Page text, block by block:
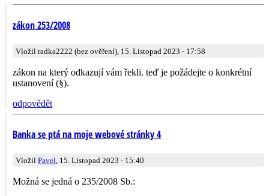
zákon 253/2008
Vložil radka2222 (bez ověření), 15. Listopad 2023 - 17:58
zákon na který odkazují vám řekli. teď je požádejte o konkrétní
ustanovení (§).
odpovědět
Banka se ptá na moje webové stránky 4
Vložil Pavel, 15. Listopad 2023 - 15:40
Možná se jedná o 235/2008 Sb.: